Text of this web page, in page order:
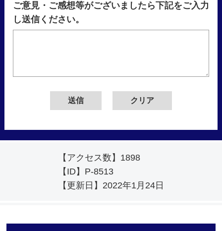
ご意見・ご感想等がございましたら下記をご入力
し送信ください。
【アクセス数】 1898
【ID】 P-8513
【更新日】 2022年1月24日